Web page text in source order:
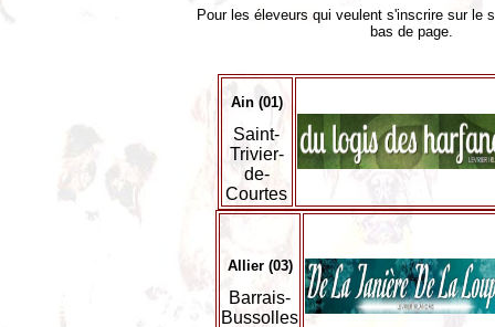
Pour les éleveurs qui veulent s'inscrire sur le
bas de page.
Ain (01)
Saint-
Trivier-
de-
Courtes
Allier (03)
Barrais-
Bussolles